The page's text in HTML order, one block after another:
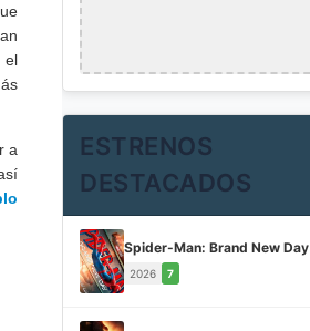
el
a
ESTRENOS
DESTACADOS
Spider-Man: Brand New Day
2026 7